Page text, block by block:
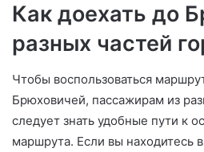
Как доехать до
разных частей
Чтобы воспользоваться
Брюховичей, пассажирам из
следует знать удобные пути к
маршрута. Если вы находитесь